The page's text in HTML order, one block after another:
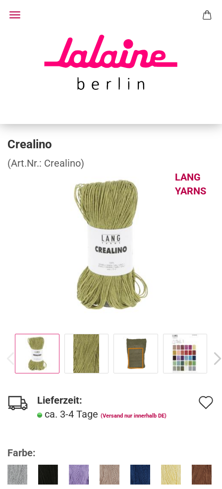
Crealino
(Art.Nr.: Crealino)
LANG
YARNS
Lieferzeit:
ca. 3-4 Tage (Versand nur innerhalb DE)
Farbe: